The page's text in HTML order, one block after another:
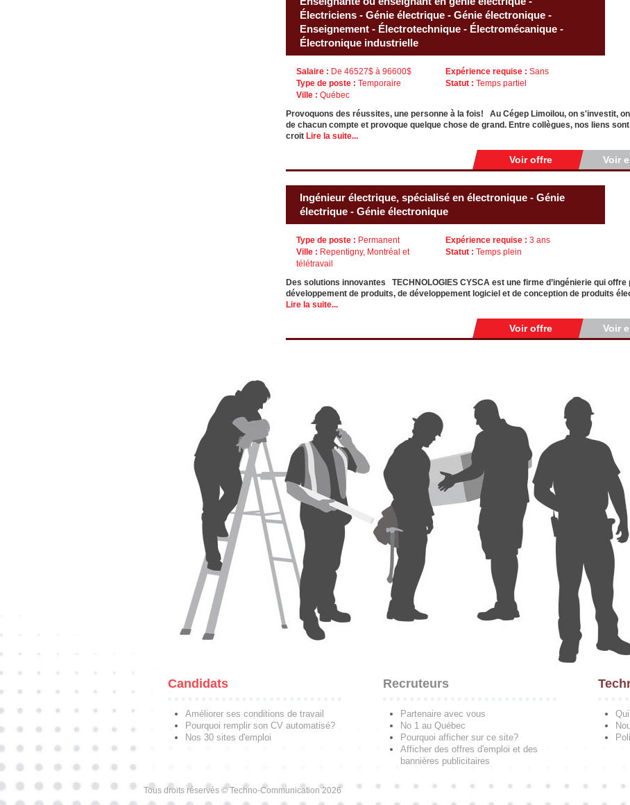
Électriciens - Génie électrique - Génie électronique -
Enseignement - Électrotechnique - Électromécanique -
Électronique industrielle
Salaire : De 46527$ à 96600$
Type de poste : Temporaire
Ville : Québec
Expérience requise : Sans
Statut : Temps partiel
Provoquons des réussites, une personne à la fois! Au Cégep Limoilou, on s'investit,
de chacun compte et provoque quelque chose de grand. Entre collègues, nos liens
croit Lire la suite...
Voir offre Voir
Ingénieur électrique, spécialisé en électronique - Génie
électrique - Génie électronique
Type de poste : Permanent
Ville : Repentigny, Montréal et
télétravail
Expérience requise : 3 ans
Statut : Temps plein
Des solutions innovantes TECHNOLOGIES CYSCA est une firme d’ingénierie qui
développement de produits, de développement logiciel et de conception de produits
Lire la suite...
Voir offre Voir
Candidats
Améliorer ses conditions de travail
Pourquoi remplir son CV automatisé?
Nos 30 sites d'emploi
Recruteurs
Partenaire avec vous
No 1 au Québec
Pourquoi afficher sur ce site?
Afficher des offres d'emploi et des
bannières publicitaires
Tous droits réservés © Techno-Communication 2026